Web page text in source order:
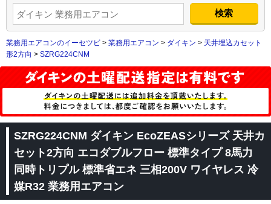
業務用エアコンのイーセツビ > 業務用エアコン > ダイキン > 天井埋込カセット
形2方向 > SZRG224CNM
SZRG224CNM ダイキン EcoZEASシリーズ 天井カ
セット2方向 エコダブルフロー 標準タイプ 8馬力
同時トリプル 標準省エネ 三相200V ワイヤレス 冷
媒R32 業務用エアコン